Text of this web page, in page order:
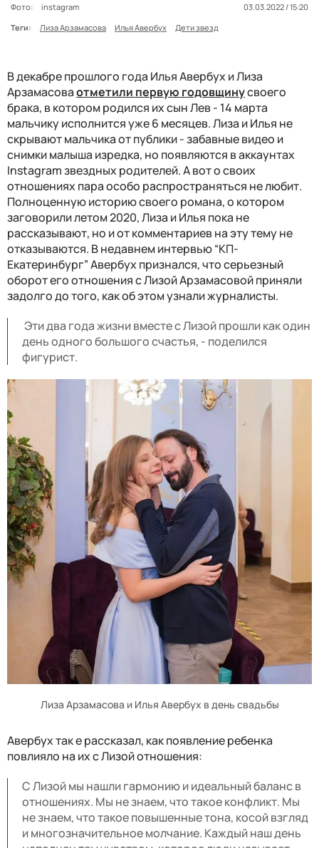
Фото: instagram
03.03.2022 / 15:20
Теги:
Лиза Арзамасова Илья Авербух Дети звезд
В декабре прошлого года Илья Авербух и Лиза
Арзамасоваотметили первую годовщинусвоего
брака, в котором родился их сын Лев - 14 марта
мальчику исполнится уже 6 месяцев. Лиза и Илья не
скрывают мальчика от публики - забавные видео и
снимки малыша изредка, но появляются в аккаунтах
Instagram звездных родителей. А вот о своих
отношениях пара особо распространяться не любит.
Полноценную историю своего романа, о котором
заговорили летом 2020, Лиза и Илья пока не
рассказывают, но и от комментариев на эту тему не
отказываются. В недавнем интервью “КП-
Екатеринбург” Авербух признался, что серьезный
оборот его отношения с Лизой Арзамасовой приняли
задолго до того, как об этом узнали журналисты.
Эти два года жизни вместе с Лизой прошли как один
день одного большого счастья, - поделился
фигурист.
Лиза Арзамасова и Илья Авербух в день свадьбы
Авербух так е рассказал, как появление ребенка
повлияло на их с Лизой отношения:
С Лизой мы нашли гармонию и идеальный баланс в
отношениях. Мы не знаем, что такое конфликт. Мы
не знаем, что такое повышенные тона, косой взгляд
и многозначительное молчание. Каждый наш день